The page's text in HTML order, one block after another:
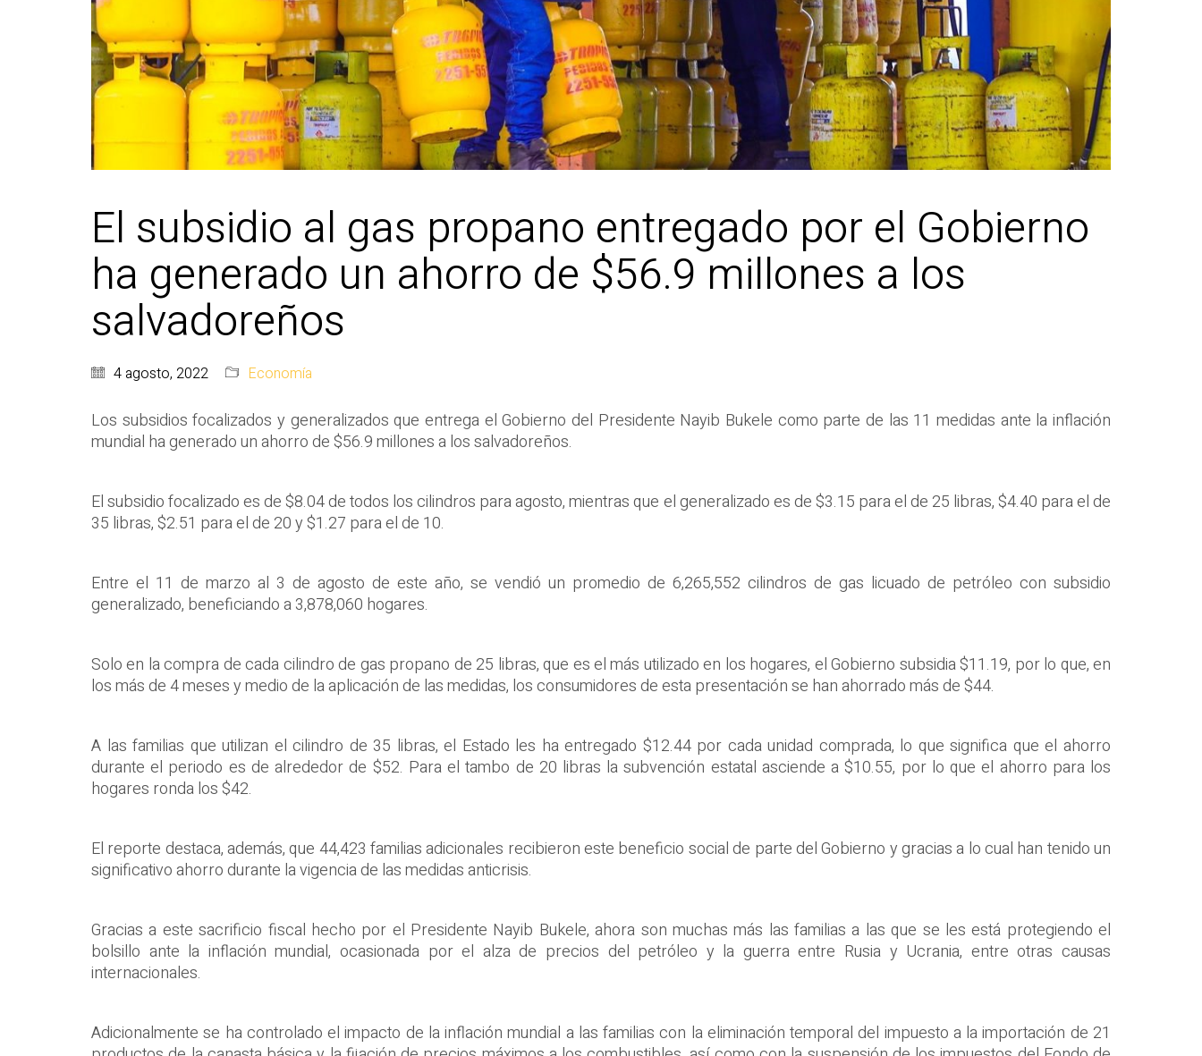
El subsidio al gas propano entregado por el Gobierno
ha generado un ahorro de $56.9 millones a los
salvadoreños
4 agosto, 2022 Economía
Los subsidios focalizados y generalizados que entrega el Gobierno del Presidente Nayib Bukele como parte de las 11 medidas ante la inflación
mundial ha generado un ahorro de $56.9 millones a los salvadoreños.
El subsidio focalizado es de $8.04 de todos los cilindros para agosto, mientras que el generalizado es de $3.15 para el de 25 libras, $4.40 para el de
35 libras, $2.51 para el de 20 y $1.27 para el de 10.
Entre el 11 de marzo al 3 de agosto de este año, se vendió un promedio de 6,265,552 cilindros de gas licuado de petróleo con subsidio
generalizado, beneficiando a 3,878,060 hogares.
Solo en la compra de cada cilindro de gas propano de 25 libras, que es el más utilizado en los hogares, el Gobierno subsidia $11.19, por lo que, en
los más de 4 meses y medio de la aplicación de las medidas, los consumidores de esta presentación se han ahorrado más de $44.
A las familias que utilizan el cilindro de 35 libras, el Estado les ha entregado $12.44 por cada unidad comprada, lo que significa que el ahorro
durante el periodo es de alrededor de $52. Para el tambo de 20 libras la subvención estatal asciende a $10.55, por lo que el ahorro para los
hogares ronda los $42.
El reporte destaca, además, que 44,423 familias adicionales recibieron este beneficio social de parte del Gobierno y gracias a lo cual han tenido un
significativo ahorro durante la vigencia de las medidas anticrisis.
Gracias a este sacrificio fiscal hecho por el Presidente Nayib Bukele, ahora son muchas más las familias a las que se les está protegiendo el
bolsillo ante la inflación mundial, ocasionada por el alza de precios del petróleo y la guerra entre Rusia y Ucrania, entre otras causas
internacionales.
Adicionalmente se ha controlado el impacto de la inflación mundial a las familias con la eliminación temporal del impuesto a la importación de 21